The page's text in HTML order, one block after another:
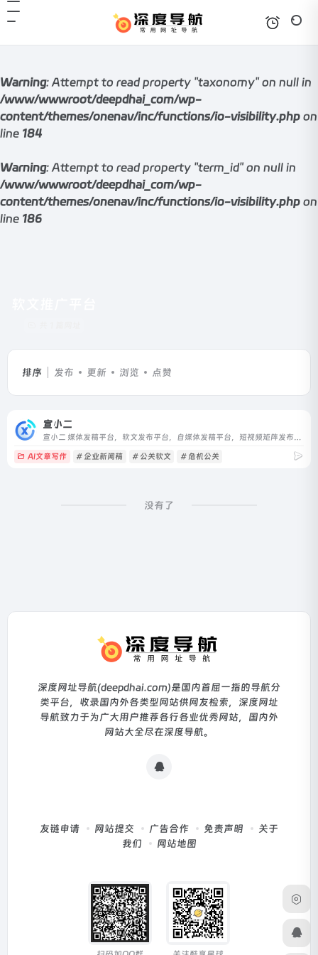
Warning: Attempt to read property "taxonomy" on null in
/www/wwwroot/deepdhai_com/wp-
content/themes/onenav/inc/functions/io-visibility.php on
line 184
Warning: Attempt to read property "term_id" on null in
/www/wwwroot/deepdhai_com/wp-
content/themes/onenav/inc/functions/io-visibility.php on
line 186
排序 发布 更新 浏览 点赞
宣小二
宣小二 媒体发稿平台，软文发布平台，自媒体发稿平台，短视频矩阵发布平台，基于AI驱动的企业自助式投放平台。
AI文章写作 # 企业新闻稿 # 公关软文 # 危机公关
没有了
深度网址导航(deepdhai.com)是国内首屈一指的导航分
类平台，收录国内外各类型网站供网友检索，深度网址
导航致力于为广大用户推荐各行各业优秀网站，国内外
网站大全尽在深度导航。
友链申请 网站提交 广告合作 免责声明
关于
我们
网站地图